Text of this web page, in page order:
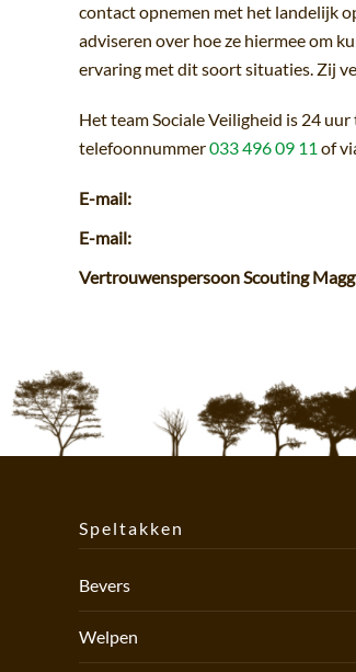
contact opnemen met het landelijk
adviseren over hoe ze hiermee om
ervaring met dit soort situaties. Zij
Het team Sociale Veiligheid is 24
telefoonnummer033 496 09 11 of
E-mail:
E-mail:
Vertrouwenspersoon Scouting
Speltakken
Bevers
Welpen